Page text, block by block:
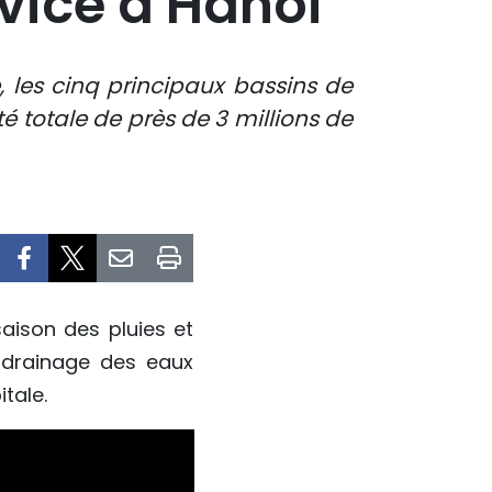
les cinq principaux bassins de
totale de près de 3 millions de
des pluies et
des eaux